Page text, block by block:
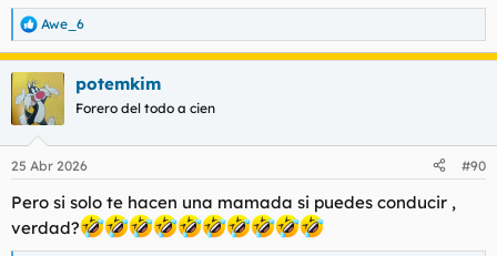
R
e
c
c
i
e
:
Awe_6
potemkim
Forero del todo a cien
25 Abr 2026 #90
Pero si solo te hacen una mamada si puedes conducir ,
verdad?